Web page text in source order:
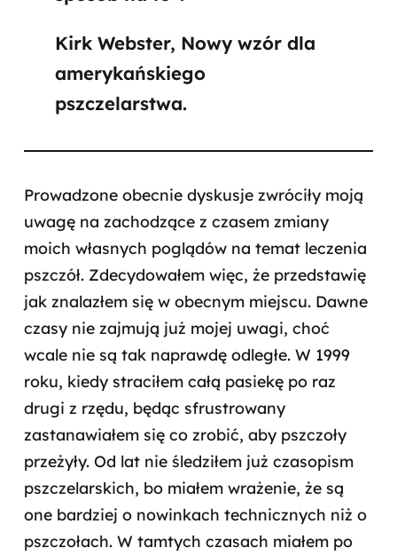
Kirk Webster, Nowy wzór dla
amerykańskiego
pszczelarstwa.
Prowadzone obecnie dyskusje zwróciły moją
uwagę na zachodzące z czasem zmiany
moich własnych poglądów na temat leczenia
pszczół. Zdecydowałem więc, że przedstawię
jak znalazłem się w obecnym miejscu. Dawne
czasy nie zajmują już mojej uwagi, choć
wcale nie są tak naprawdę odległe. W 1999
roku, kiedy straciłem całą pasiekę po raz
drugi z rzędu, będąc sfrustrowany
zastanawiałem się co zrobić, aby pszczoły
przeżyły. Od lat nie śledziłem już czasopism
pszczelarskich, bo miałem wrażenie, że są
one bardziej o nowinkach technicznych niż o
pszczołach. W tamtych czasach miałem po